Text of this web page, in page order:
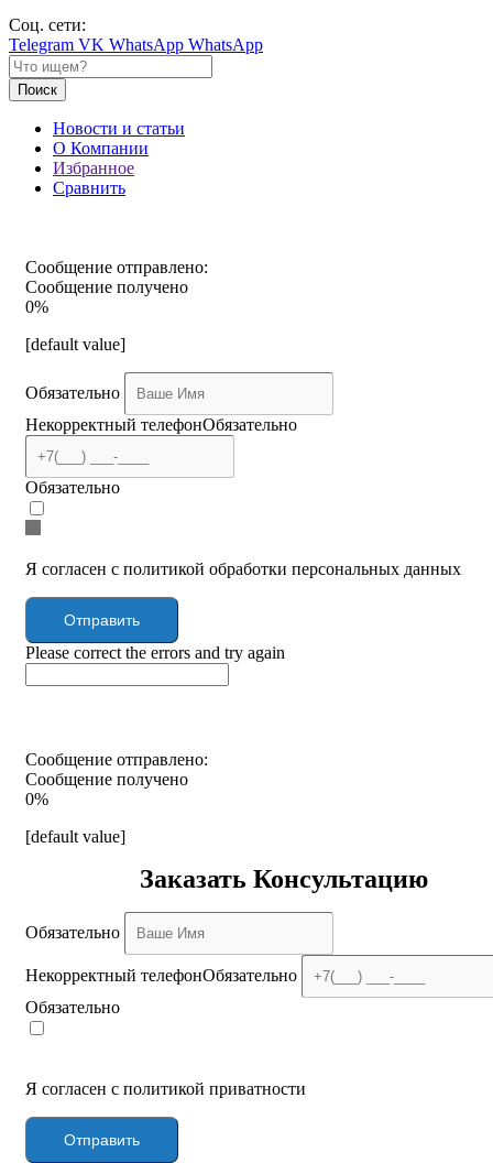
Соц. сети:
Telegram VK WhatsApp WhatsApp
Поиск
Новости и статьи
О Компании
Избранное
Сравнить
Сообщение отправлено:
Сообщение получено
0%
[default value]
Обязательно
Некорректный телефонОбязательно
Обязательно
Я согласен с политикой обработки персональных данных
Отправить
Please correct the errors and try again
Сообщение отправлено:
Сообщение получено
0%
[default value]
Заказать Консультацию
Обязательно
Некорректный телефонОбязательно
Обязательно
Я согласен с политикой приватности
Отправить